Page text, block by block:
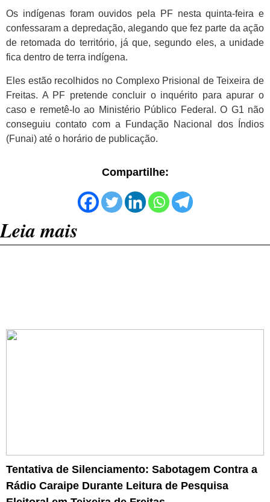
Os indígenas foram ouvidos pela PF nesta quinta-feira e
confessaram a depredação, alegando que fez parte da ação
de retomada do território, já que, segundo eles, a unidade
fica dentro de terra indígena.
Eles estão recolhidos no Complexo Prisional de Teixeira de
Freitas. A PF pretende concluir o inquérito para apurar o
caso e remetê-lo ao Ministério Público Federal. O G1 não
conseguiu contato com a Fundação Nacional dos Índios
(Funai) até o horário de publicação.
Compartilhe:
Leia mais
Tentativa de Silenciamento: Sabotagem Contra a
Rádio Caraipe Durante Leitura de Pesquisa